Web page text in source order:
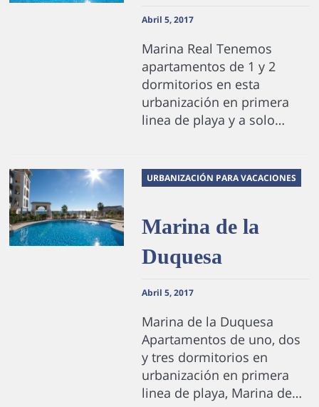
Abril 5, 2017
Marina Real Tenemos
apartamentos de 1 y 2
dormitorios en esta
urbanización en primera
linea de playa y a solo…
URBANIZACIÓN PARA VACACIONES
Marina de la
Duquesa
Abril 5, 2017
Marina de la Duquesa
Apartamentos de uno, dos
y tres dormitorios en
urbanización en primera
linea de playa, Marina de…